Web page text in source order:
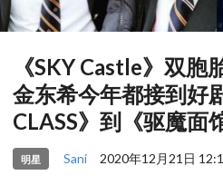
《SKY Castle》双
金东希今年都接到好
CLASS》到《驱魔面
明星 Sani 2020年12月21日